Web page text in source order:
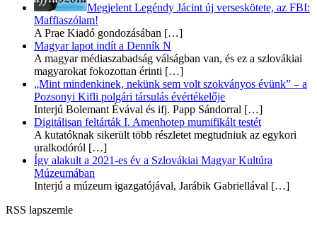
Megjelent Legéndy Jácint új verseskötete, az FBI:
Maffiaszólam!
A Prae Kiadó gondozásában […]
Magyar lapot indít a Denník N
A magyar médiaszabadság válságban van, és ez a szlovákiai
magyarokat fokozottan érinti […]
„Mint mindenkinek, nekünk sem volt szokványos évünk” – a
Pozsonyi Kifli polgári társulás évértékelője
Interjú Bolemant Évával és ifj. Papp Sándorral […]
Digitálisan feltárták I. Amenhotep mumifikált testét
A kutatóknak sikerült több részletet megtudniuk az egykori
uralkodóról […]
Így alakult a 2021-es év a Szlovákiai Magyar Kultúra
Múzeumában
Interjú a múzeum igazgatójával, Jarábik Gabriellával […]
RSS lapszemle